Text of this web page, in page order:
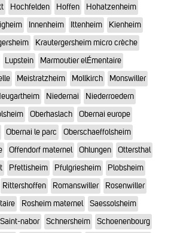
Hochfelden Hoffen
Hohatzenheim
Innenheim Ittenheim
Kienheim
Krautergersheim micro crèche
Lupstein
Marmoutier elÉmentaire
Meistratzheim Mollkirch
Monswiller
Niedernai
Niederroedern
Oberhaslach
Obernai europe
Obernai le parc
Oberschaeffolsheim
Offendorf maternel Ohlungen
Ottersthal
Pfettisheim Pfulgriesheim
Plobsheim
Rittershoffen Romanswiller
Rosenwiller
Rosheim maternel
Saessolsheim
Saint-nabor Schnersheim Schoenenbourg